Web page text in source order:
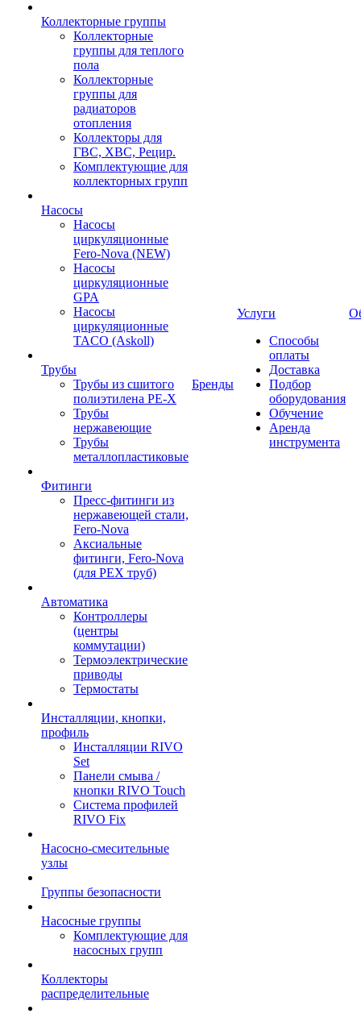
Коллекторные группы
Коллекторные
группы для теплого
пола
Коллекторные
группы для
радиаторов
отопления
Коллекторы для
ГВС, ХВС, Рецир.
Комплектующие для
коллекторных групп
Насосы
Насосы
циркуляционные
Fero-Nova (NEW)
Насосы
циркуляционные
GPA
Насосы
циркуляционные
TACO (Askoll)
Трубы
Трубы из сшитого
полиэтилена PE-X
Трубы
нержавеющие
Трубы
металлопластиковые
Фитинги
Пресс-фитинги из
нержавеющей стали,
Fero-Nova
Аксиальные
фитинги, Fero-Nova
(для PEX труб)
Автоматика
Контроллеры
(центры
коммутации)
Термоэлектрические
приводы
Термостаты
Инсталляции, кнопки,
профиль
Инсталляции RIVO
Set
Панели смыва /
кнопки RIVO Touch
Система профилей
RIVO Fix
Насосно-смесительные
узлы
Группы безопасности
Насосные группы
Комплектующие для
насосных групп
Коллекторы
распределительные
Бренды
Услуги
Способы
оплаты
Доставка
Подбор
оборудования
Обучение
Аренда
инструмента